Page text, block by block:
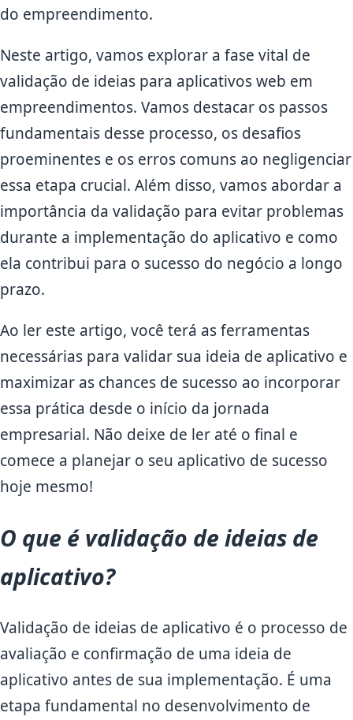
do empreendimento.
Neste artigo, vamos explorar a fase vital de
validação de ideias para aplicativos web em
empreendimentos. Vamos destacar os passos
fundamentais desse processo, os desafios
proeminentes e os erros comuns ao negligenciar
essa etapa crucial. Além disso, vamos abordar a
importância da validação para evitar problemas
durante a implementação do aplicativo e como
ela contribui para o sucesso do negócio a longo
prazo.
Ao ler este artigo, você terá as ferramentas
necessárias para validar sua ideia de aplicativo e
maximizar as chances de sucesso ao incorporar
essa prática desde o início da jornada
empresarial. Não deixe de ler até o final e
comece a planejar o seu aplicativo de sucesso
hoje mesmo!
O que é validação de ideias de
aplicativo?
Validação de ideias de aplicativo é o processo de
avaliação e confirmação de uma ideia de
aplicativo antes de sua implementação. É uma
etapa fundamental no desenvolvimento de